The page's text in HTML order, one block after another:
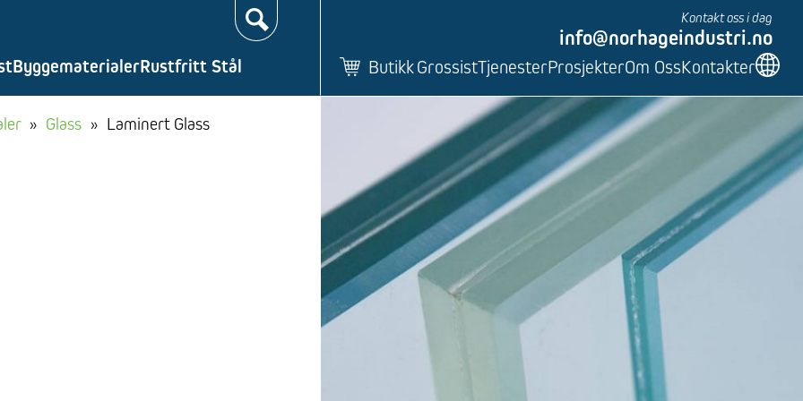
Søk…
ByggematerialerRustfritt Stål ButikkGrossistTjenesterProsjekterOm OssKontakter
Kontakt oss i dag
info@norhageindustri.no
» Glass » Laminert Glass